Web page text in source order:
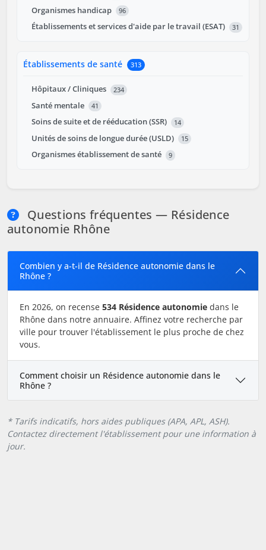
Organismes handicap 96
Établissements et services d'aide par le travail (ESAT) 31
Établissements de santé 313
Hôpitaux / Cliniques 234
Santé mentale 41
Soins de suite et de rééducation (SSR) 14
Unités de soins de longue durée (USLD) 15
Organismes établissement de santé 9
Questions fréquentes — Résidence
autonomie Rhône
Combien y a-t-il de Résidence autonomie dans le
Rhône ?
En 2026, on recense 534 Résidence autonomie dans le
Rhône dans notre annuaire. Affinez votre recherche par
ville pour trouver l'établissement le plus proche de chez
vous.
Comment choisir un Résidence autonomie dans le
Rhône ?
* Tarifs indicatifs, hors aides publiques (APA, APL, ASH).
Contactez directement l'établissement pour une information à
jour.